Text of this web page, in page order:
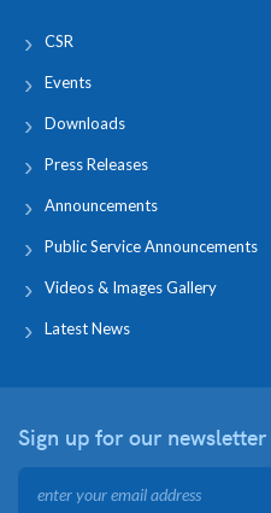
CSR
Events
Downloads
Press Releases
Announcements
Public Service Announcements
Videos & Images Gallery
Latest News
Sign up for our newsletter